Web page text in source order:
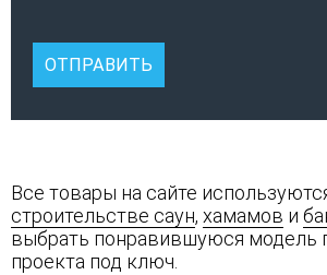
Все товары на сайте
строительстве саун, хамамов и
выбрать понравившуюся модель
проекта под ключ.